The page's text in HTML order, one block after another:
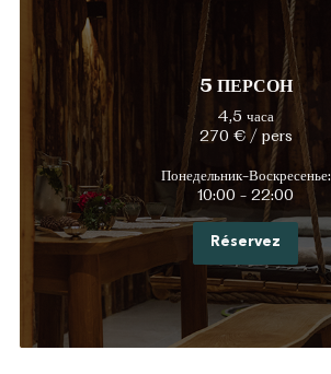
5 ПЕРСОН
4,5 часа
270 € / pers
Понедельник-Воскресенье:
10:00 - 22:00
Réservez